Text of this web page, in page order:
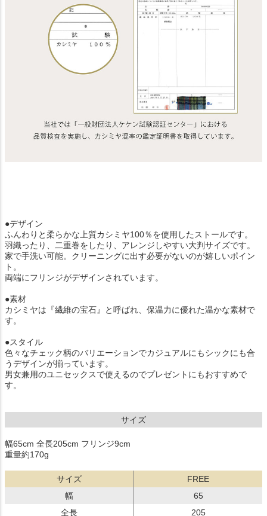
●デザイン
ふんわりと柔らかな上質カシミヤ100％を使用したストールです。
羽織ったり、二重巻をしたり、アレンジしやすい大判サイズです。
家で手洗い可能。クリーニングに出す必要がないのが嬉しいポイン
ト。
両端にフリンジがデザインされています。
●素材
カシミヤは『繊維の宝石』と呼ばれ、保温力に優れた温かな素材で
す。
●スタイル
色々なチェック柄のバリエーションでカジュアルにもシックにも合
うデザインが揃っています。
男女兼用のユニセックスで使えるのでプレゼントにもおすすめで
す。
サイズ
幅65cm 全長205cm フリンジ9cm
重量約170g
サイズ
FREE
幅
65
全長
205